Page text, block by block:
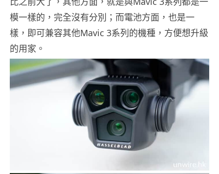
模一樣的，完全沒有分別；而電池方面，也是一
樣，即可兼容其他Mavic 3系列的機種，方便想升級
的用家。